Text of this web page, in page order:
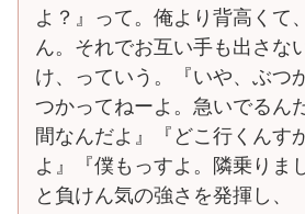
よ？』って。俺より背高くて
ん。それでお互い手も出さな
け、っていう。『いや、ぶつ
つかってねーよ。急いでるん
間なんだよ』『どこ行くんす
よ』『僕もっすよ。隣乗りま
と負けん気の強さを発揮し、